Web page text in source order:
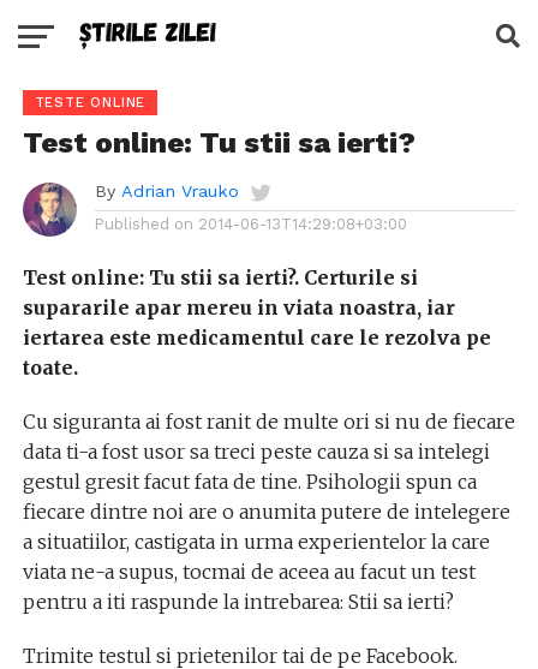
TESTE ONLINE
Test online: Tu stii sa ierti?
By Adrian Vrauko
Published on 2014-06-13T14:29:08+03:00
Test online: Tu stii sa ierti?. Certurile si
supararile apar mereu in viata noastra, iar
iertarea este medicamentul care le rezolva pe
toate.
Cu siguranta ai fost ranit de multe ori si nu de fiecare
data ti-a fost usor sa treci peste cauza si sa intelegi
gestul gresit facut fata de tine. Psihologii spun ca
fiecare dintre noi are o anumita putere de intelegere
a situatiilor, castigata in urma experientelor la care
viata ne-a supus, tocmai de aceea au facut un test
pentru a iti raspunde la intrebarea: Stii sa ierti?
Trimite testul si prietenilor tai de pe Facebook.